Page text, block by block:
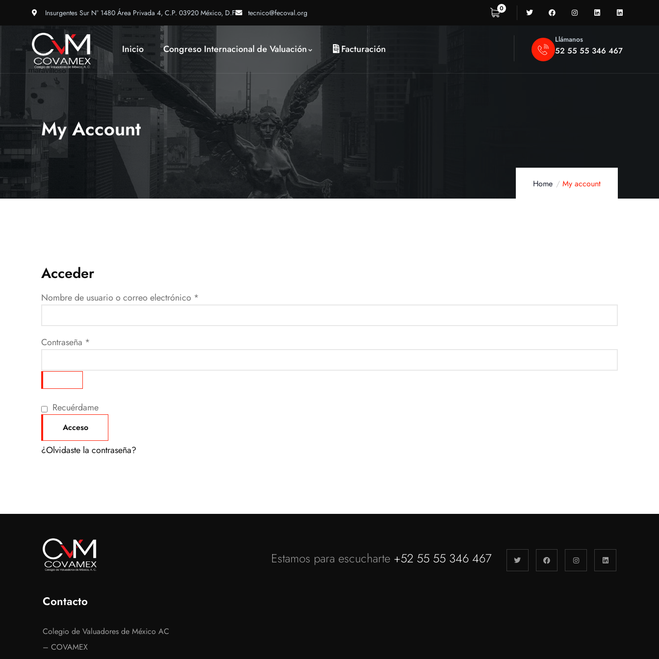
Insurgentes Sur N° 1480 Área Privada 4, C.P. 03920 México, D.F tecnico@fecoval.org 0
Inicio Congreso Internacional de Valuación Facturación
Llámanos
52 55 55 346 467
My Account
Home My account
Acceder
Nombre de usuario o correo electrónico *
Contraseña *
Recuérdame
Acceso
¿Olvidaste la contraseña?
Estamos para escucharte +52 55 55 346 467
Contacto
Colegio de Valuadores de México AC
– COVAMEX